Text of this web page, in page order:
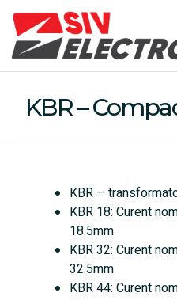
KBR –
KBR –
KBR 18: Curent
18.5mm
KBR 32: Curent
32.5mm
KBR 44: Curent